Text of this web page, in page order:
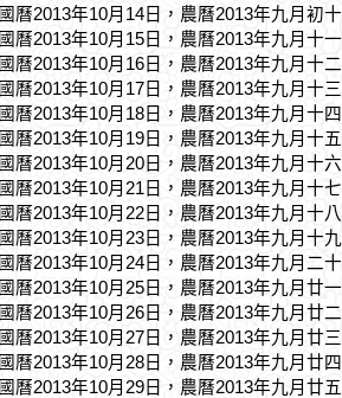
國曆2013年10月14日，農曆2013年九月初十
國曆2013年10月15日，農曆2013年九月十一
國曆2013年10月16日，農曆2013年九月十二
國曆2013年10月17日，農曆2013年九月十三
國曆2013年10月18日，農曆2013年九月十四
國曆2013年10月19日，農曆2013年九月十五
國曆2013年10月20日，農曆2013年九月十六
國曆2013年10月21日，農曆2013年九月十七
國曆2013年10月22日，農曆2013年九月十八
國曆2013年10月23日，農曆2013年九月十九
國曆2013年10月24日，農曆2013年九月二十
國曆2013年10月25日，農曆2013年九月廿一
國曆2013年10月26日，農曆2013年九月廿二
國曆2013年10月27日，農曆2013年九月廿三
國曆2013年10月28日，農曆2013年九月廿四
國曆2013年10月29日，農曆2013年九月廿五